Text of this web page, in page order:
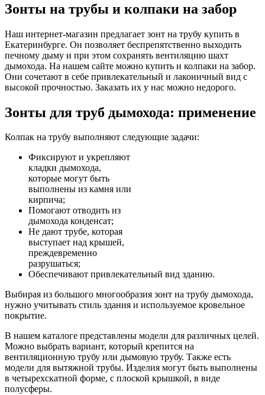
Зонты на трубы и колпаки на забор
Наш интернет-магазин предлагает зонт на трубу купить в
Екатеринбурге. Он позволяет беспрепятственно выходить
печному дыму и при этом сохранять вентиляцию шахт
дымохода. На нашем сайте можно купить и колпаки на забор.
Они сочетают в себе привлекательный и лаконичный вид с
высокой прочностью. Заказать их у нас можно недорого.
Зонты для труб дымохода: применение
Колпак на трубу выполняют следующие задачи:
Фиксируют и укрепляют
кладки дымохода,
которые могут быть
выполнены из камня или
кирпича;
Помогают отводить из
дымохода конденсат;
Не дают трубе, которая
выступает над крышей,
преждевременно
разрушаться;
Обеспечивают привлекательный вид зданию.
Выбирая из большого многообразия зонт на трубу дымохода,
нужно учитывать стиль здания и используемое кровельное
покрытие.
В нашем каталоге представлены модели для различных целей.
Можно выбрать вариант, который крепится на
вентиляционную трубу или дымовую трубу. Также есть
модели для вытяжной трубы. Изделия могут быть выполнены
в четырехскатной форме, с плоской крышкой, в виде
полусферы.